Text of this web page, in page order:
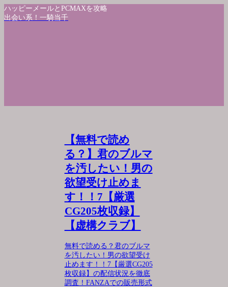
ハッピーメールとPCMAXを攻略
出会い系！一騎当千
【無料で読め
る？】君のブルマ
を汚したい！男の
欲望受け止めま
す！！7【厳選
CG205枚収録】
【虚構クラブ】
無料で読める？君のブルマ
を汚したい！男の欲望受け
止めます！！7【厳選CG205
枚収録】の配信状況を徹底
調査！FANZAでの販売形式